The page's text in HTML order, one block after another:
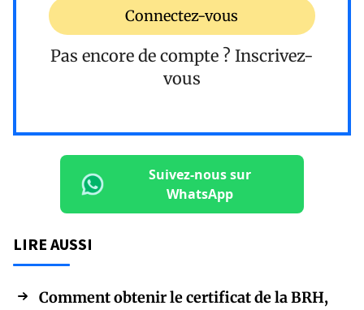
Connectez-vous
Pas encore de compte ? Inscrivez-
vous
Suivez-nous sur
WhatsApp
LIRE AUSSI
Comment obtenir le certificat de la BRH,